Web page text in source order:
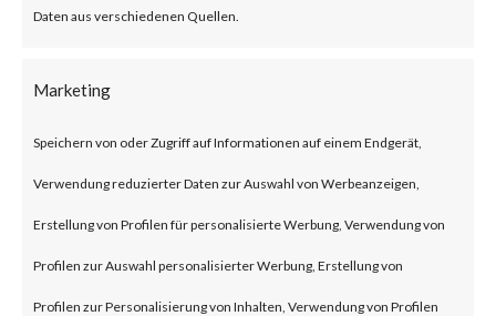
Daten aus verschiedenen Quellen.
Marketing
Speichern von oder Zugriff auf Informationen auf einem Endgerät,
Verwendung reduzierter Daten zur Auswahl von Werbeanzeigen,
Erstellung von Profilen für personalisierte Werbung, Verwendung von
Profilen zur Auswahl personalisierter Werbung, Erstellung von
Profilen zur Personalisierung von Inhalten, Verwendung von Profilen
actors to create a zip file that
the same filename. Opening
(some refer to this as “viewing”)
the file launches a malicious
script in the folder.
Why is this Significant?